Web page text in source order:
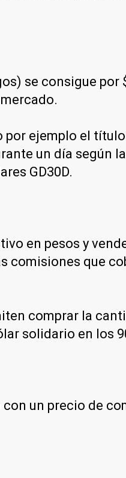
se consigue por
ejemplo el título
un día según
GD30D.
en pesos y
comisiones que
comprar la
solidario en los
un precio de